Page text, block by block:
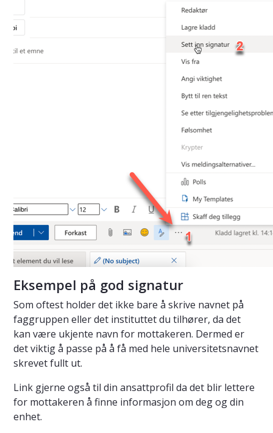
Eksempel på god signatur
Som oftest holder det ikke bare å skrive navnet på
faggruppen eller det instituttet du tilhører, da det
kan være ukjente navn for mottakeren. Dermed er
det viktig å passe på å få med hele universitetsnavnet
skrevet fullt ut.
Link gjerne også til din ansattprofil da det blir lettere
for mottakeren å finne informasjon om deg og din
enhet.